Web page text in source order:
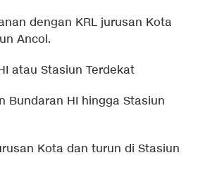
dengan KRL jurusan Kota
Ancol.
atau Stasiun Terdekat
Bundaran HI hingga Stasiun
Kota dan turun di Stasiun